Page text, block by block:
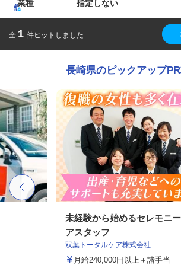
業種 指定しない
全 1 件ヒットしました
長崎県のピックアップ
未経験から始めるセレモニ
アスタッフ
双葉トータルケア株式会社
月給240,000円以上＋諸手当